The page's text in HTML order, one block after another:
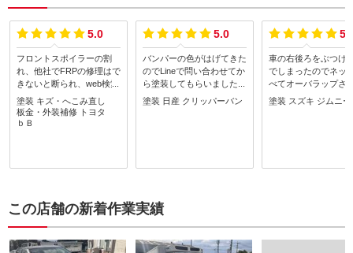
5.0
フロントスポイラーの割
れ、他社でFRPの修理はで
きないと断られ、web検索
してFRPの修理実績のある
オーバーラップさんに初め
てお願いしました。大きな
していただきました。今後
塗装 キズ・へこみ直し
板金・外装補修 トヨタ
ｂＢ
5.0
バンパーの色がはげてきた
のでLineで問い合わせてか
ら塗装してもらいました。
綺麗になって満足です。あ
りがとうございました。
塗装 日産 クリッパーバン
車の右後ろをぶつけ
でしまったのでネッ
べてオーバラップさ
願いしました。思っ
にきれいにしてもら
塗装 スズキ ジムニー
この店舗の新着作業実績